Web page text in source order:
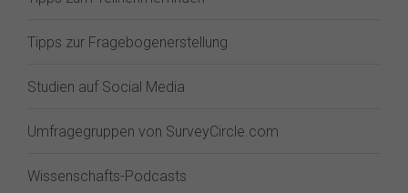
Tipps zur Fragebogenerstellung
Studien auf Social Media
Umfragegruppen von SurveyCircle.com
Wissenschafts-Podcasts